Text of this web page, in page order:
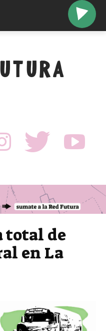
total de
en La